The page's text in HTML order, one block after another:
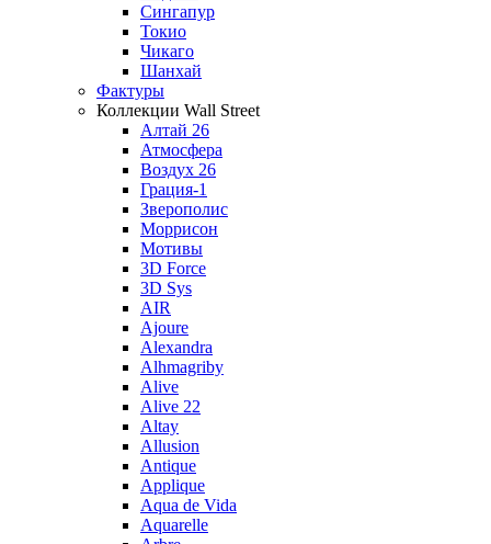
Сингапур
Токио
Чикаго
Шанхай
Фактуры
Коллекции Wall Street
Алтай 26
Атмосфера
Воздух 26
Грация-1
Зверополис
Моррисон
Мотивы
3D Force
3D Sys
AIR
Ajoure
Alexandra
Alhmagriby
Alive
Alive 22
Altay
Allusion
Antique
Applique
Aqua de Vida
Aquarelle